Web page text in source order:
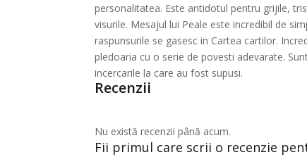
personalitatea. Este antidotul pentru grijile,
visurile. Mesajul lui Peale este incredibil de
raspunsurile se gasesc in Cartea cartilor.
pledoaria cu o serie de povesti adevarate.
incercarile la care au fost supusi.
Recenzii
Nu există recenzii până acum.
Fii primul care scrii o recenzie